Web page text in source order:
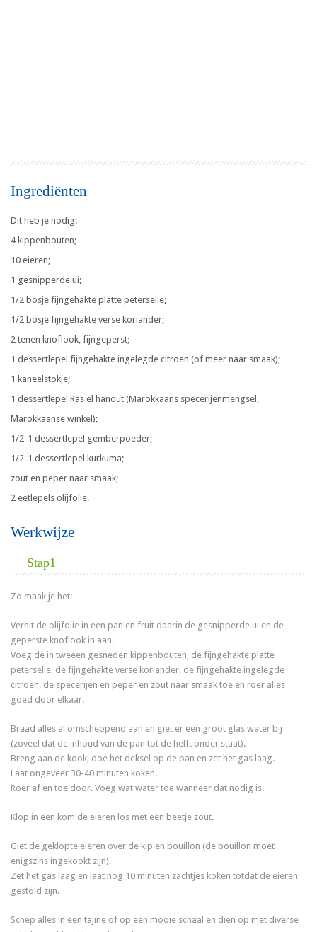
Ingrediënten
Dit heb je nodig:
4 kippenbouten;
10 eieren;
1 gesnipperde ui;
1/2 bosje fijngehakte platte peterselie;
1/2 bosje fijngehakte verse koriander;
2 tenen knoflook, fijngeperst;
1 dessertlepel fijngehakte ingelegde citroen (of meer naar smaak);
1 kaneelstokje;
1 dessertlepel Ras el hanout (Marokkaans specerijenmengsel,
Marokkaanse winkel);
1/2-1 dessertlepel gemberpoeder;
1/2-1 dessertlepel kurkuma;
zout en peper naar smaak;
2 eetlepels olijfolie.
Werkwijze
Stap1
Zo maak je het:
Verhit de olijfolie in een pan en fruit daarin de gesnipperde ui en de
geperste knoflook in aan.
Voeg de in tweeën gesneden kippenbouten, de fijngehakte platte
peterselie, de fijngehakte verse koriander, de fijngehakte ingelegde
citroen, de specerijen en peper en zout naar smaak toe en roer alles
goed door elkaar.
Braad alles al omscheppend aan en giet er een groot glas water bij
(zoveel dat de inhoud van de pan tot de helft onder staat).
Breng aan de kook, doe het deksel op de pan en zet het gas laag.
Laat ongeveer 30-40 minuten koken.
Roer af en toe door. Voeg wat water toe wanneer dat nodig is.
Klop in een kom de eieren los met een beetje zout.
Giet de geklopte eieren over de kip en bouillon (de bouillon moet
enigszins ingekookt zijn).
Zet het gas laag en laat nog 10 minuten zachtjes koken totdat de eieren
gestold zijn.
Schep alles in een tajine of op een mooie schaal en dien op met diverse